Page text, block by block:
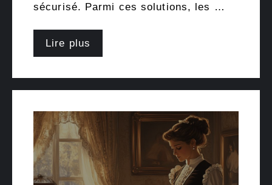
sécurisé. Parmi ces solutions, les …
Lire plus